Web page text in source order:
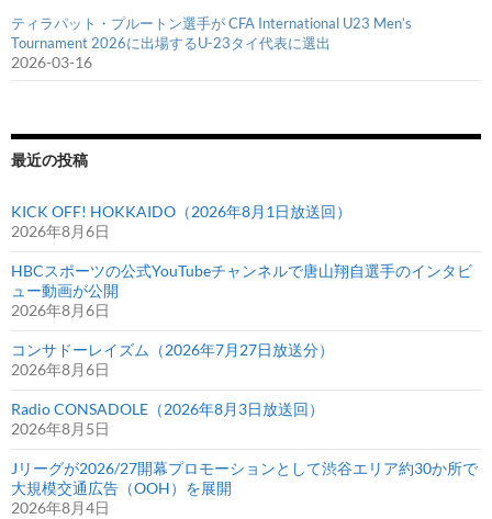
ティラパット・プルートン選手が CFA International U23 Men’s
Tournament 2026に出場するU-23タイ代表に選出
2026-03-16
最近の投稿
KICK OFF! HOKKAIDO（2026年8月1日放送回）
2026年8月6日
HBCスポーツの公式YouTubeチャンネルで唐山翔自選手のインタビ
ュー動画が公開
2026年8月6日
コンサドーレイズム（2026年7月27日放送分）
2026年8月6日
Radio CONSADOLE（2026年8月3日放送回）
2026年8月5日
Jリーグが2026/27開幕プロモーションとして渋谷エリア約30か所で
大規模交通広告（OOH）を展開
2026年8月4日